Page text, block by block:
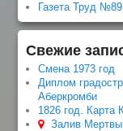
Газета Труд
Свежие
Смена 1973 год
Диплом
Аберкромби
1826 год. Карта
Залив